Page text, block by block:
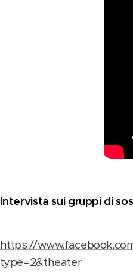
Intervista sui gruppi di
https://
type=2&theater